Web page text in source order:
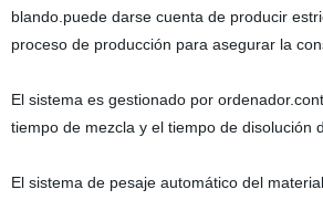
blando.puede darse cuenta de producir
proceso de producción para asegurar la
El sistema es gestionado por
tiempo de mezcla y el tiempo de disolución
El sistema de pesaje automático del